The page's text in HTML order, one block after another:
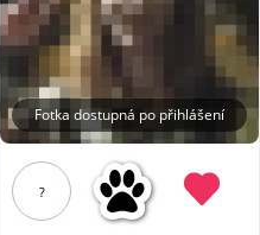
Fotka dostupná po přihlášení
?